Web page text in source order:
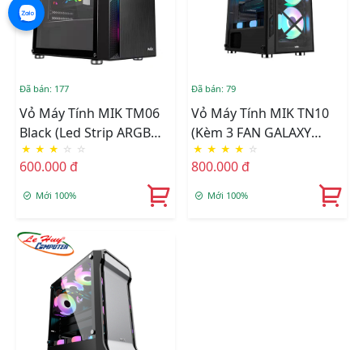
Đã bán: 177
Vỏ Máy Tính MIK TM06
Black (Led Strip ARGB
Sync Main)
★ ★ ★ ☆ ☆
600.000 đ
Mới 100%
Đã bán: 79
Vỏ Máy Tính MIK TN10
(kèm 3 FAN GALAXY
RGB)
★ ★ ★ ★ ☆
800.000 đ
Mới 100%